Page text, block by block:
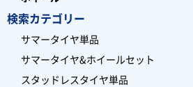
検索カテゴリー
サマータイヤ単品
サマータイヤ&ホイールセット
スタッドレスタイヤ単品